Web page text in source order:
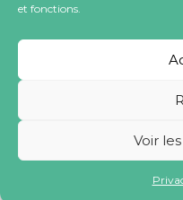
et fonctions.
Voir
(+33) 0806